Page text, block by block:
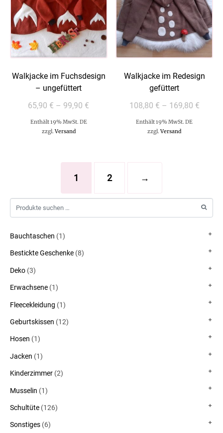
Walkjacke im Fuchsdesign
– ungefüttert
65,90 € – 99,90 €
Enthält 19% MwSt. DE
zzgl.Versand
Walkjacke im Redesign
gefüttert
108,80 € – 169,80 €
Enthält 19% MwSt. DE
zzgl.Versand
1 2 →
Bauchtaschen (1)
Bestickte Geschenke (8)
Deko (3)
Erwachsene (1)
Fleecekleidung (1)
Geburtskissen (12)
Hosen (1)
Jacken (1)
Kinderzimmer (2)
Musselin (1)
Schultüte (126)
Sonstiges (6)